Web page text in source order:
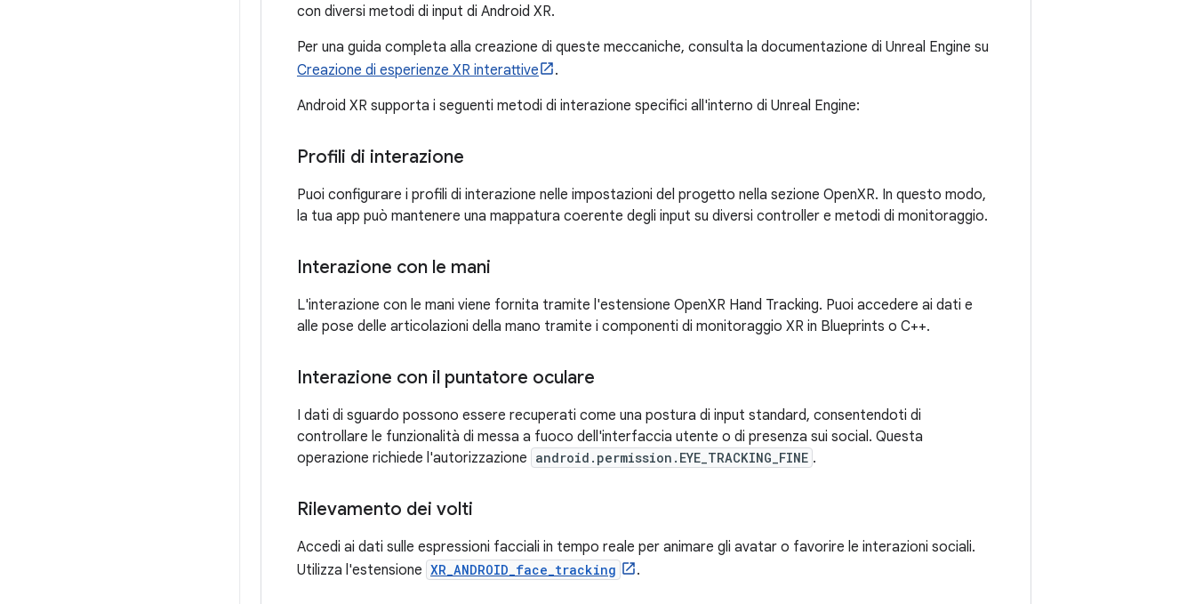
con diversi metodi di input di Android XR.
Per una guida completa alla creazione di queste meccaniche, consulta la documentazione di Unreal Engine su
Creazione di esperienze XR interattive
.
Android XR supporta i seguenti metodi di interazione specifici all'interno di Unreal Engine:
Profili di interazione
Puoi configurare i profili di interazione nelle impostazioni del progetto nella sezione OpenXR. In questo modo,
la tua app può mantenere una mappatura coerente degli input su diversi controller e metodi di monitoraggio.
Interazione con le mani
L'interazione con le mani viene fornita tramite l'estensione OpenXR Hand Tracking. Puoi accedere ai dati e
alle pose delle articolazioni della mano tramite i componenti di monitoraggio XR in Blueprints o C++.
Interazione con il puntatore oculare
I dati di sguardo possono essere recuperati come una postura di input standard, consentendoti di
controllare le funzionalità di messa a fuoco dell'interfaccia utente o di presenza sui social. Questa
operazione richiede l'autorizzazione android.permission.EYE_TRACKING_FINE .
Rilevamento dei volti
Accedi ai dati sulle espressioni facciali in tempo reale per animare gli avatar o favorire le interazioni sociali.
Utilizza l'estensione XR_ANDROID_face_tracking .